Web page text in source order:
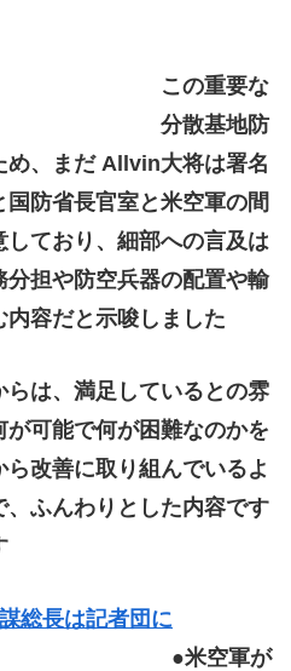
この重要な
分散基地防
め、まだ Allvin大将は署名
国防省長官室と米空軍の間
ており、細部への言及は
担や防空兵器の配置や輸
容だと示唆しました
らは、満足しているとの雰
が可能で何が困難なのかを
改善に取り組んでいるよ
、ふんわりとした内容です
総長は記者団に
●米空軍が